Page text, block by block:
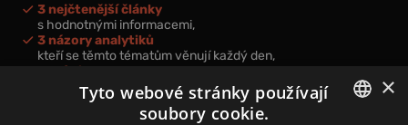
3 nejčtenější články
s hodnotnými informacemi,
3 názory analytiků
kteří se těmto tématům věnují každý den,
nová videa a podcasty
k prohloubení vašich znalostí.
×
Tyto webové stránky používají
soubory cookie.